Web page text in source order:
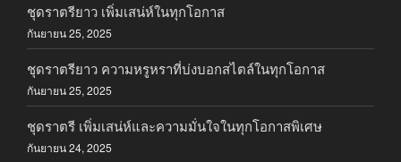
ชุดราตรียาว เพิ่มเสน่ห์ในทุกโอกาส
กันยายน 25, 2025
ชุดราตรียาว ความหรูหราที่บ่งบอกสไตล์ในทุกโอกาส
กันยายน 25, 2025
ชุดราตรี เพิ่มเสน่ห์และความมั่นใจในทุกโอกาสพิเศษ
กันยายน 24, 2025